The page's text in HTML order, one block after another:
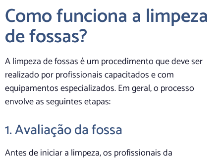
Como funciona a limpeza
de fossas?
A limpeza de fossas é um procedimento que deve ser
realizado por profissionais capacitados e com
equipamentos especializados. Em geral, o processo
envolve as seguintes etapas:
1. Avaliação da fossa
Antes de iniciar a limpeza, os profissionais da